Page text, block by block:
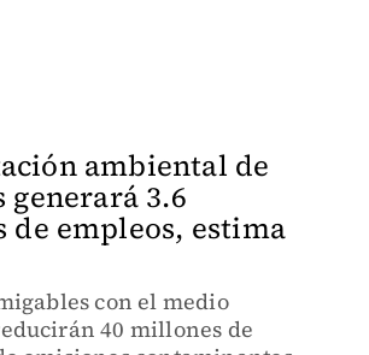
ambiental de
3.6
de empleos, estima
con el medio
40 millones de